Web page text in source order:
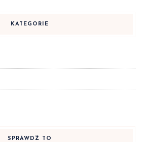
KATEGORIE
SPRAWDŹ TO